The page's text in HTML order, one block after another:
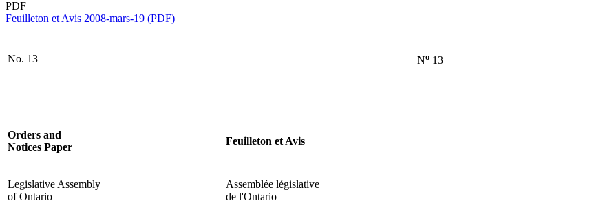
PDF
Feuilleton et Avis 2008-mars-19 (PDF)
No. 13 No 13
Orders and
Notices Paper
Feuilleton et Avis
Legislative Assembly
of Ontario
Assemblée législative
de l'Ontario